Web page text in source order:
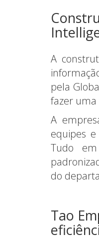
A
pela
fazer uma
A
equipes
Tudo
do
Tao